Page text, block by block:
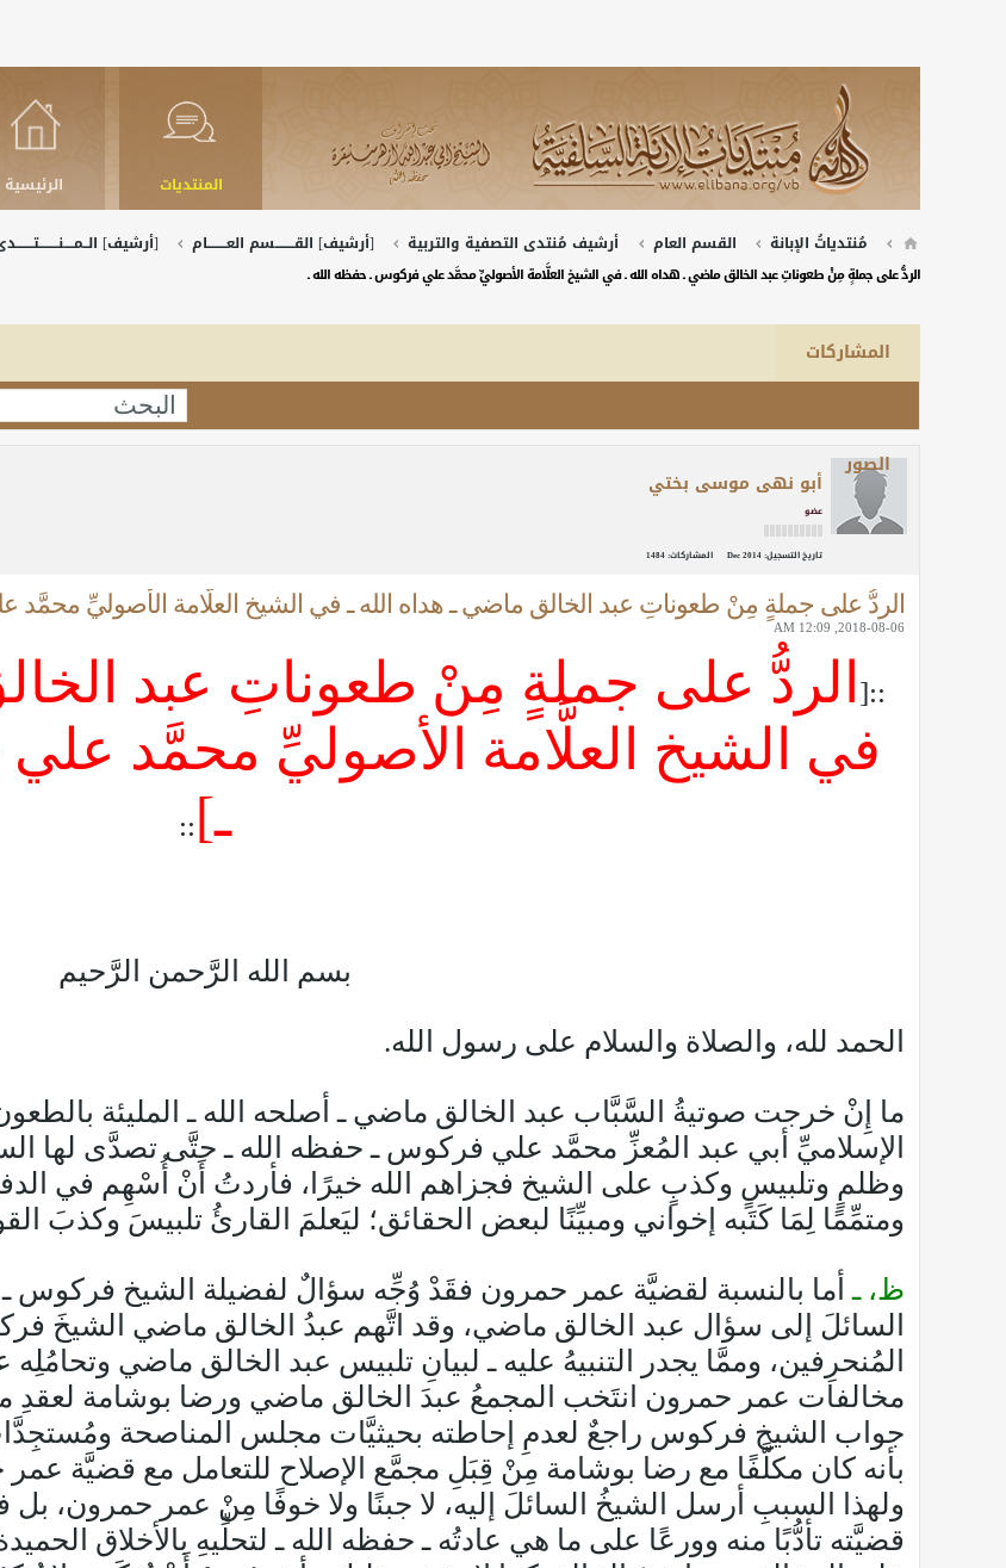
المنتديات الرئيسية
مُنتدياتُ الإبانة القسم العام أرشيف مُنتدى التصفية والتربية [أرشيف] القــــــــسم العــــــــام [أرشيف] الــمــــنــــــــتـــــــدى
الردُّ على جملةٍ مِنْ طعوناتِ عبد الخالق ماضي ـ هداه الله ـ في الشيخ العلَّامة الأصوليِّ محمَّد علي فركوس ـ حفظه الله ـ
المشاركات
الصور
أبو نهى موسى بختي
عضو
تاريخ التسجيل:Dec 2014 المشاركات:1484
الردُّ على جملةٍ مِنْ طعوناتِ عبد الخالق ماضي ـ هداه الله ـ في الشيخ العلَّامة الأصوليِّ محمَّد
2018-08-06, 12:09 AM
::[
الردُّ على جملةٍ مِنْ طعوناتِ عبد
في الشيخ العلَّامة الأصوليِّ محمَّد
ـ]::
بسم الله الرَّحمن الرَّحيم
الحمد لله، والصلاة والسلام على رسول الله.
ما إِنْ خرجت صوتيةُ السَّبَّاب عبد الخالق ماضي ـ أصلحه الله ـ المليئة
الإسلاميِّ أبي عبد المُعزِّ محمَّد علي فركوس ـ حفظه الله ـ حتَّى تصدَّى لها
وظلمٍ وتلبيسٍ وكذبٍ على الشيخ فجزاهم الله خيرًا، فأردتُ أَنْ أُسْهِم في
ومتمِّمًا لِمَا كَتَبه إخواني ومبيِّنًا لبعض الحقائق؛ ليَعلمَ القارئُ تلبيسَ وكذبَ
ظ، ـأما بالنسبة لقضيَّة عمر حمرون فقَدْ وُجِّه سؤالٌ لفضيلة الشيخ فركوس
السائلَ إلى سؤال عبد الخالق ماضي، وقد اتَّهم عبدُ الخالق ماضي الشيخَ
المُنحرِفين، وممَّا يجدر التنبيهُ عليه ـ لبيانِ تلبيس عبد الخالق ماضي
مخالفات عمر حمرون انتَخب المجمعُ عبدَ الخالق ماضي ورضا بوشامة لعقدِ
جواب الشيخ فركوس راجعٌ لعدمِ إحاطته بحيثيَّات مجلس المناصحة
بأنه كان مكلَّفًا مع رضا بوشامة مِنْ قِبَلِ مجمَّع الإصلاح للتعامل مع قضيَّة
ولهذا السببِ أرسل الشيخُ السائلَ إليه، لا جبنًا ولا خوفًا مِنْ عمر حمرون، بل
قضيَّته تأدُّبًا منه وورعًا على ما هي عادتُه ـ حفظه الله ـ لتحلِّيهِ بالأخلاق